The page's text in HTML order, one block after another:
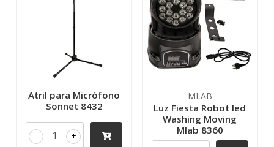
Atril para Micrófono
Sonnet 8432
+
-
MLAB
Luz Fiesta Robot led
Washing Moving
Mlab 8360